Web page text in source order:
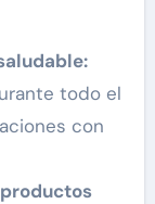
todo el
con